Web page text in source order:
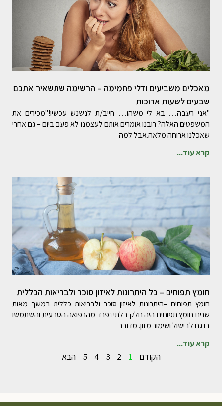
מאכלים משביעים ודלי פחמימה – הרשימה שתשאיר אתכם
שבעים לשעות ארוכות
"אני רעבה… בא לי משהו… חייב/ת לנשנש עכשיו!"מכירים את
המשפטים האלה? רובנו אומרים אותם לעצמנו לא פעם ביום – גם אחרי
שאכלנו ארוחה מלאה.אבל למה
קרא עוד...
חומץ תפוחים – כל היתרונות לאיזון סוכר ולבריאות הכללית
חומץ תפוחים –היתרונות לאיזון סוכר ולבריאות כללית במשך מאות
שנים חומץ תפוחים היה חלק בלתי נפרד מהרפואה הטבעית והשתמשו
בו גם לבישול ושימור מזון. מדובר
קרא עוד...
הקודם 1
2
3
4
5 הבא